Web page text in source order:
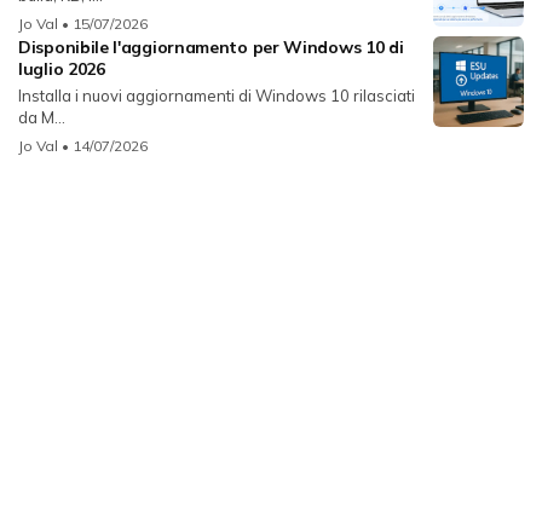
Jo Val • 15/07/2026
Disponibile l'aggiornamento per Windows 10 di
luglio 2026
Installa i nuovi aggiornamenti di Windows 10 rilasciati
da M...
Jo Val • 14/07/2026